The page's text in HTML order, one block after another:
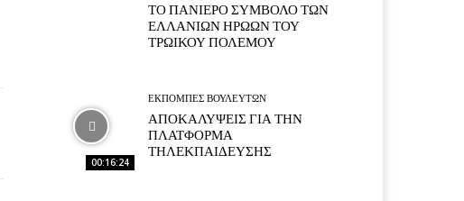
ΤΟ ΠΑΝΙΕΡΟ ΣΥΜΒΟΛΟ ΤΩΝ
ΕΛΛΑΝΙΩΝ ΗΡΩΩΝ ΤΟΥ
ΤΡΩΙΚΟΥ ΠΟΛΕΜΟΥ
00:16:24
ΕΚΠΟΜΠΕΣ ΒΟΥΛΕΥΤΩΝ
ΑΠΟΚΑΛΥΨΕΙΣ ΓΙΑ ΤΗΝ
ΠΛΑΤΦΟΡΜΑ
ΤΗΛΕΚΠΑΙΔΕΥΣΗΣ